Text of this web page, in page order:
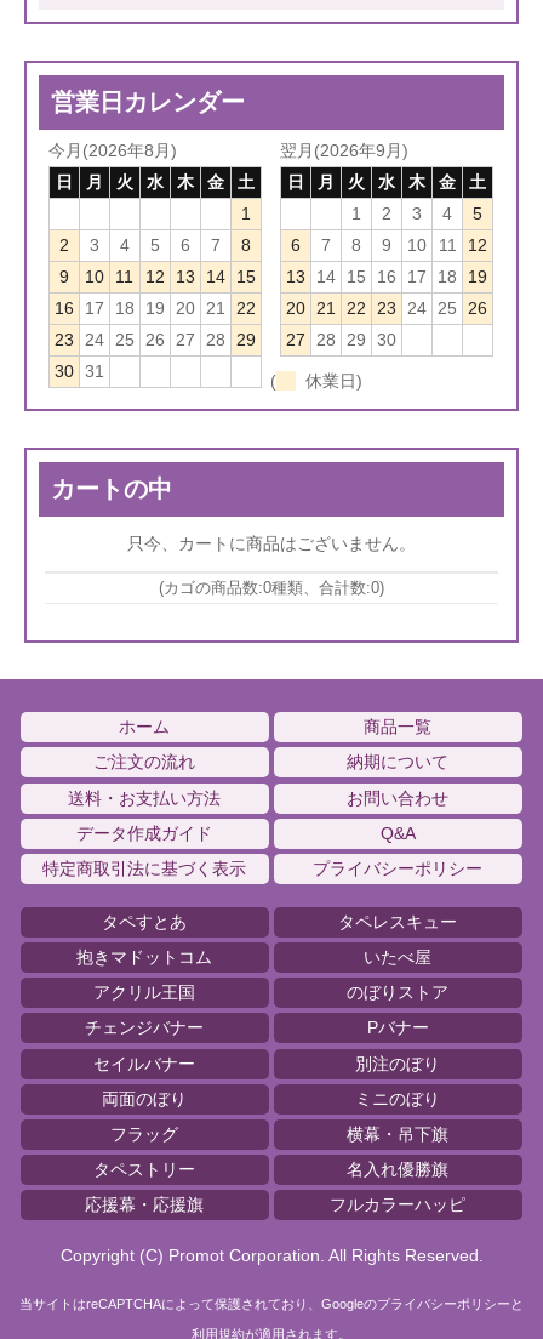
営業日カレンダー
今月(2026年8月)
日
月 火 水 木 金
土
1
2
3 4 5 6 7
8
9
10 11 12 13 14
15
16
17 18 19 20 21
22
23
24 25 26 27 28
29
30 31
翌月(2026年9月)
日
月 火 水 木 金
土
1
2 3 4
5
6
7 8 9 10 11
12
13
14 15 16 17 18
19
20 21 22 23 24 25
26
27
28 29 30
( 休業日)
カートの中
只今、カートに商品はございません。
(カゴの商品数:0種類、合計数:0)
ホーム
商品一覧
ご注文の流れ
納期について
送料・お支払い方法
お問い合わせ
データ作成ガイド
Q&A
特定商取引法に基づく表示
プライバシーポリシー
タペすとあ
タペレスキュー
抱きマドットコム
いたべ屋
アクリル王国
のぼりストア
チェンジバナー
Pバナー
セイルバナー
別注のぼり
両面のぼり
ミニのぼり
フラッグ
横幕・吊下旗
タペストリー
名入れ優勝旗
応援幕・応援旗
フルカラーハッピ
Copyright (C) Promot Corporation. All Rights Reserved.
当サイトはreCAPTCHAによって保護されており、Googleのプライバシーポリシー と
利用規約が適用されます。